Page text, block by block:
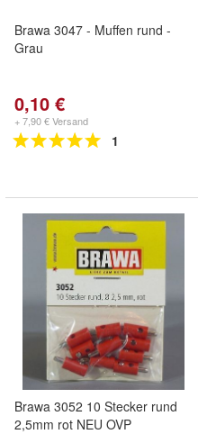
Brawa 3047 - Muffen rund -
Grau
0,10 €
+ 7,90 € Versand
1
Brawa 3052 10 Stecker rund
2,5mm rot NEU OVP